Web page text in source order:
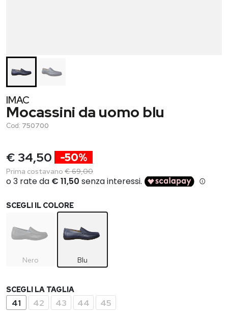
IMAC
Mocassini da uomo blu
Cod: 750700
€ 34,50 -50%
Prima costavano € 69,00
SCEGLI IL COLORE
Nero Blu
SCEGLI LA TAGLIA
41 42 43 44 45